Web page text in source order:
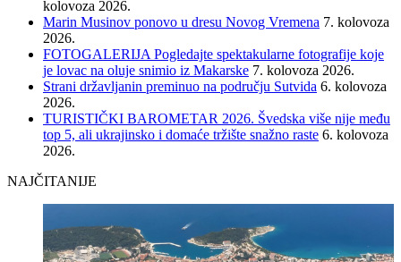
kolovoza 2026.
Marin Musinov ponovo u dresu Novog Vremena 7. kolovoza
2026.
FOTOGALERIJA Pogledajte spektakularne fotografije koje
je lovac na oluje snimio iz Makarske 7. kolovoza 2026.
Strani državljanin preminuo na području Sutvida 6. kolovoza
2026.
TURISTIČKI BAROMETAR 2026. Švedska više nije među
top 5, ali ukrajinsko i domaće tržište snažno raste 6. kolovoza
2026.
NAJČITANIJE